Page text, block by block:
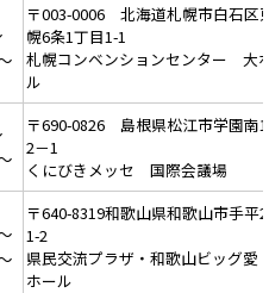
〒003-0006 北海道札幌市白石区
幌6条1丁目1-1
札幌コンベンションセンター 大
ル
〒690-0826 島根県松江市学園南
2－1
くにびきメッセ 国際会議場
〒640-8319和歌山県和歌山市手平
1-2
県民交流プラザ・和歌山ビッグ
ホール